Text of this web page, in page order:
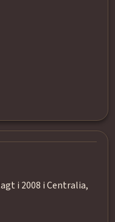
i 2008 i Centralia,